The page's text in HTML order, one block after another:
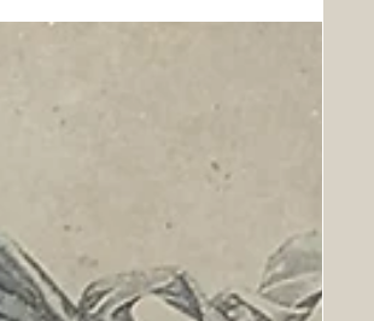
- PATRIMOINE